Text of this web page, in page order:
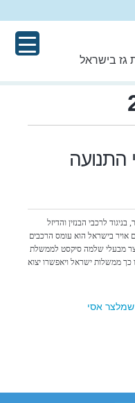
גז בישראל
התנועה
לרכבי הבנזין והדיזל
אויר בישראל הוא עומס הרכבים
מבעלי שלמה סיקסט לממשלת
ממשלות ישראל ויאפשרו יצוא
שמלצר אסי